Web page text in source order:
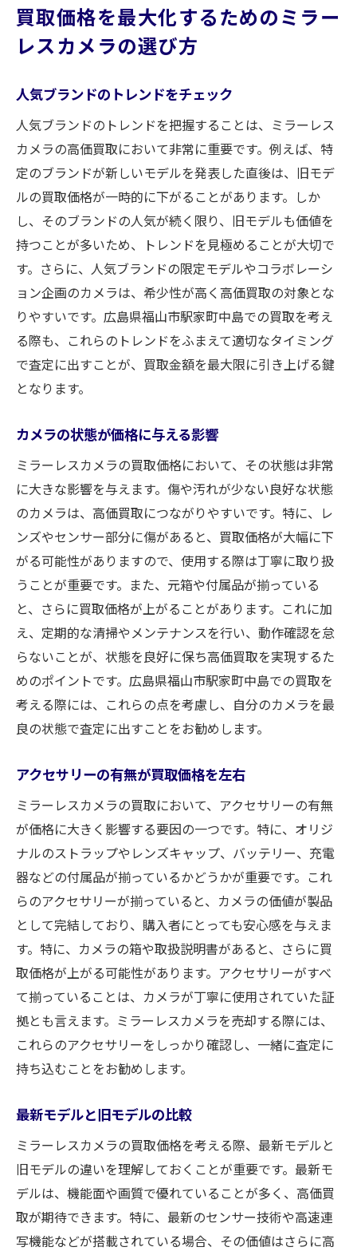
買取価格を最大化するためのミラー
レスカメラの選び方
人気ブランドのトレンドをチェック
人気ブランドのトレンドを把握することは、ミラーレス
カメラの高価買取において非常に重要です。例えば、特
定のブランドが新しいモデルを発表した直後は、旧モデ
ルの買取価格が一時的に下がることがあります。しか
し、そのブランドの人気が続く限り、旧モデルも価値を
持つことが多いため、トレンドを見極めることが大切で
す。さらに、人気ブランドの限定モデルやコラボレーシ
ョン企画のカメラは、希少性が高く高価買取の対象とな
りやすいです。広島県福山市駅家町中島での買取を考え
る際も、これらのトレンドをふまえて適切なタイミング
で査定に出すことが、買取金額を最大限に引き上げる鍵
となります。
カメラの状態が価格に与える影響
ミラーレスカメラの買取価格において、その状態は非常
に大きな影響を与えます。傷や汚れが少ない良好な状態
のカメラは、高価買取につながりやすいです。特に、レ
ンズやセンサー部分に傷があると、買取価格が大幅に下
がる可能性がありますので、使用する際は丁寧に取り扱
うことが重要です。また、元箱や付属品が揃っている
と、さらに買取価格が上がることがあります。これに加
え、定期的な清掃やメンテナンスを行い、動作確認を怠
らないことが、状態を良好に保ち高価買取を実現するた
めのポイントです。広島県福山市駅家町中島での買取を
考える際には、これらの点を考慮し、自分のカメラを最
良の状態で査定に出すことをお勧めします。
アクセサリーの有無が買取価格を左右
ミラーレスカメラの買取において、アクセサリーの有無
が価格に大きく影響する要因の一つです。特に、オリジ
ナルのストラップやレンズキャップ、バッテリー、充電
器などの付属品が揃っているかどうかが重要です。これ
らのアクセサリーが揃っていると、カメラの価値が製品
として完結しており、購入者にとっても安心感を与えま
す。特に、カメラの箱や取扱説明書があると、さらに買
取価格が上がる可能性があります。アクセサリーがすべ
て揃っていることは、カメラが丁寧に使用されていた証
拠とも言えます。ミラーレスカメラを売却する際には、
これらのアクセサリーをしっかり確認し、一緒に査定に
持ち込むことをお勧めします。
最新モデルと旧モデルの比較
ミラーレスカメラの買取価格を考える際、最新モデルと
旧モデルの違いを理解しておくことが重要です。最新モ
デルは、機能面や画質で優れていることが多く、高価買
取が期待できます。特に、最新のセンサー技術や高速連
写機能などが搭載されている場合、その価値はさらに高